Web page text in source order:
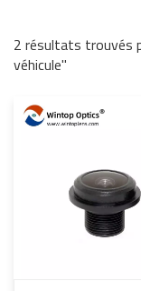
2 résultats trouvés
véhicule"